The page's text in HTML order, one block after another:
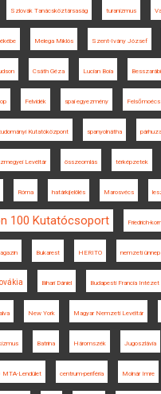
Szlovák Tanácsköztársaság turanizmus
Melega Miklós Szent-Ivány József
Csáth Géza Lucian Boia
Felvidék spai egyezmény Felsőmoécs
Kutatóközpont spanyolnátha
Levéltár összeomlás térképzetek
Róma határkijelölés Marosvécs
100 Kutatócsoport Friedrich-
Bukarest HERITO nemzeti ünnep
Bihari Dániel Budapesti Francia Intézet
New York Magyar Nemzeti Levéltár
Batrina Háromszék Jugoszlávia
MTA-Lendület centrum-periféria Molnár Imre